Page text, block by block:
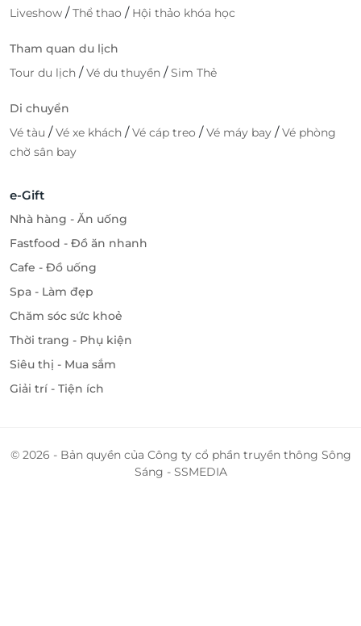
Liveshow /Thể thao / Hội thảo khóa học
Tham quan du lịch
Tour du lịch /Vé du thuyền /Sim Thẻ
Di chuyển
Vé tàu /Vé xe khách /Vé cáp treo /Vé máy bay /Vé phòng
chờ sân bay
e-Gift
Nhà hàng - Ăn uống
Fastfood - Đồ ăn nhanh
Cafe - Đồ uống
Spa - Làm đẹp
Chăm sóc sức khoẻ
Thời trang - Phụ kiện
Siêu thị - Mua sắm
Giải trí - Tiện ích
© 2026 - Bản quyền của Công ty cổ phần truyền thông Sông
Sáng - SSMEDIA